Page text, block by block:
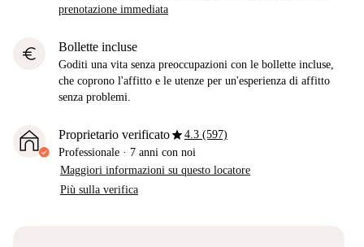
prenotazione immediata
euro Bollette incluse
Goditi una vita senza preoccupazioni con le bollette incluse,
che coprono l'affitto e le utenze per un'esperienza di affitto
senza problemi.
Proprietario verificatostar4.3 (597)
Professionale · 7 anni con noi
Maggiori informazioni su questo locatore
Più sulla verifica